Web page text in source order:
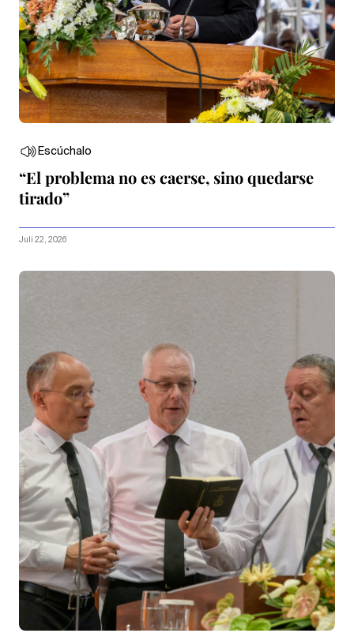
Escúchalo
“El problema no es caerse, sino quedarse
tirado”
Juli 22, 2026